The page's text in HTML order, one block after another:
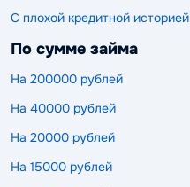
С плохой кредитной историей
По сумме займа
На 200000 рублей
На 40000 рублей
На 20000 рублей
На 15000 рублей